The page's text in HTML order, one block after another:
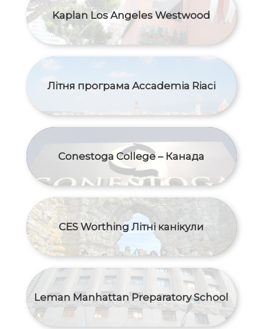
Kaplan Los Angeles Westwood
Літня програма Accademia Riaci
Conestoga College – Канада
CES Worthing Літні канікули
Leman Manhattan Preparatory School